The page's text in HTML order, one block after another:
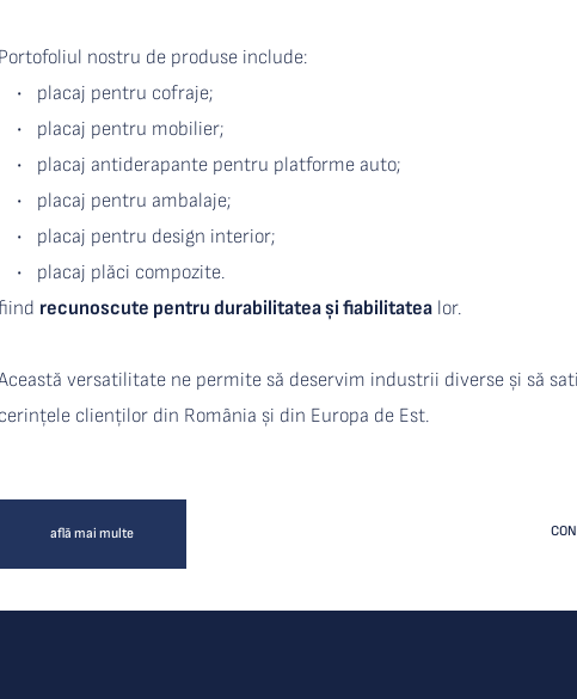
Portofoliul nostru de produse include:
placaj pentru cofraje;
placaj pentru mobilier;
placaj antiderapante pentru platforme auto;
placaj pentru ambalaje;
placaj pentru design interior;
placaj plăci compozite.
recunoscute pentru durabilitatea și fiabilitatea lor.
versatilitate ne permite să deservim industrii diverse și să
cerințele clienților din România și din Europa de Est.
află mai multe